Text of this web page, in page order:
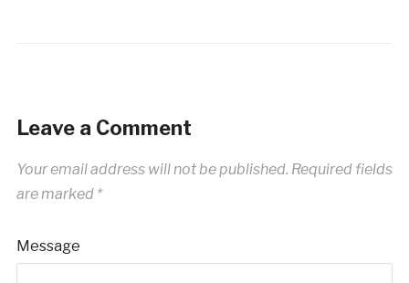
Leave a Comment
Your email address will not be published. Required fields
are marked *
Message